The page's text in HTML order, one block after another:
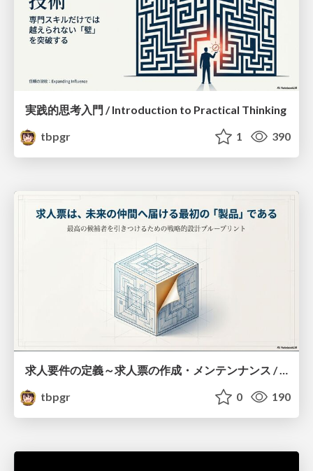
実践的思考入門 / Introduction to Practical Thinking
tbpgr
1 390
求人要件の定義～求人票の作成・メンテンナンス / Defining job requirements - Creating and maintaining job postings
tbpgr
0 190